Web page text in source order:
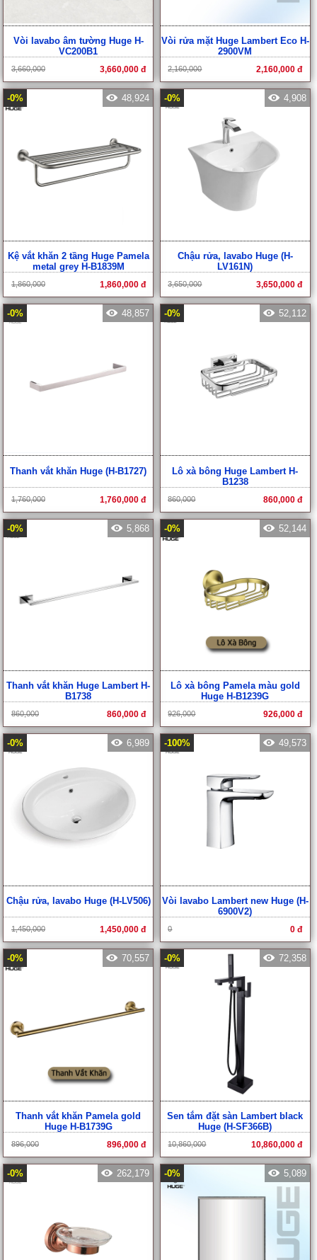
Vòi lavabo âm tường Huge H-
VC200B1
3,660,000 3,660,000 đ
Vòi rửa mặt Huge Lambert Eco H-
2900VM
2,160,000 2,160,000 đ
-0% 48,924
Kệ vắt khăn 2 tầng Huge Pamela
metal grey H-B1839M
1,860,000 1,860,000 đ
-0% 4,908
Chậu rửa, lavabo Huge (H-
LV161N)
3,650,000 3,650,000 đ
-0% 48,857
Thanh vắt khăn Huge (H-B1727)
1,760,000 1,760,000 đ
-0% 52,112
Lô xà bông Huge Lambert H-
B1238
860,000 860,000 đ
-0% 5,868
Thanh vắt khăn Huge Lambert H-
B1738
860,000 860,000 đ
-0% 52,144
Lô xà bông Pamela màu gold
Huge H-B1239G
926,000 926,000 đ
-0% 6,989
Chậu rửa, lavabo Huge (H-LV506)
1,450,000 1,450,000 đ
-100% 49,573
Vòi lavabo Lambert new Huge (H-
6900V2)
0 0 đ
-0% 70,557
Thanh vắt khăn Pamela gold
Huge H-B1739G
896,000 896,000 đ
-0% 72,358
Sen tắm đặt sàn Lambert black
Huge (H-SF366B)
10,860,000 10,860,000 đ
-0% 262,179 -0% 5,089